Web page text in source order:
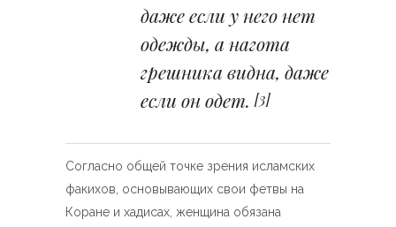
даже если у него нет
одежды, а нагота
грешника видна, даже
если он одет.[3]
Согласно общей точке зрения исламских
факихов, основывающих свои фетвы на
Коране и хадисах, женщина обязана